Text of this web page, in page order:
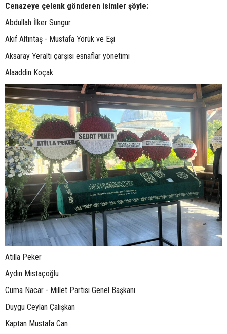
Cenazeye çelenk gönderen isimler şöyle:
Abdullah İlker Sungur
Akif Altıntaş - Mustafa Yörük ve Eşi
Aksaray Yeraltı çarşısı esnaflar yönetimi
Alaaddin Koçak
Atilla Peker
Aydın Mıstaçoğlu
Cuma Nacar - Millet Partisi Genel Başkanı
Duygu Ceylan Çalışkan
Kaptan Mustafa Can